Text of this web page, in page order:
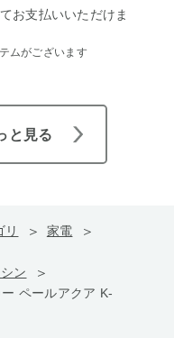
お支払いいただけま
ムがございます
と見る
リ
家電
ン
ペールアクア K-